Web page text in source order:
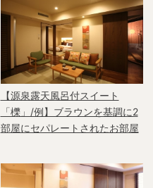
【源泉露天風呂付スイート
「櫟」/例】ブラウンを基調に2
部屋にセパレートされたお部屋